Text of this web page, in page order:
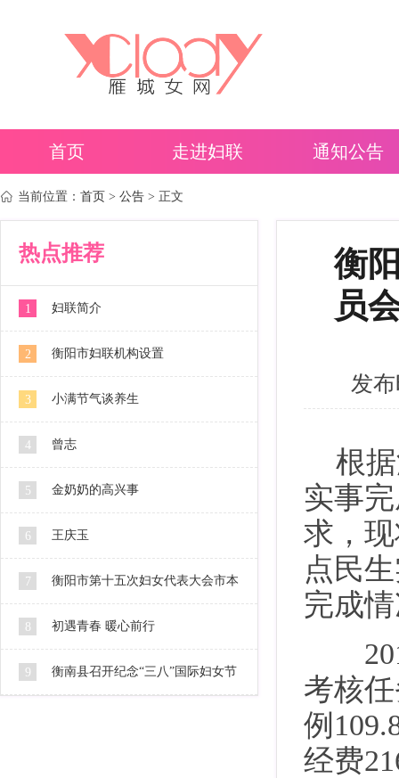
首页 走进妇联 通知公告
当前位置： 首页 > 公告 > 正文
热点推荐
1 妇联简介
2 衡阳市妇联机构设置
3 小满节气谈养生
4 曾志
5 金奶奶的高兴事
6 王庆玉
7 衡阳市第十五次妇女代表大会市本
级代表人选公示
8 初遇青春 暖心前行
9 衡南县召开纪念“三八”国际妇女节
衡
员
发
根
实事
求，
点民
完成
2016
考核
例
经费